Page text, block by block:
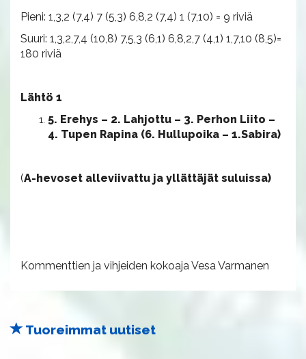
Pieni: 1,3,2 (7,4) 7 (5,3) 6,8,2 (7,4) 1 (7,10) = 9 riviä
Suuri: 1,3,2,7,4 (10,8) 7,5,3 (6,1) 6,8,2,7 (4,1) 1,7,10 (8,5)=
180 riviä
Lähtö 1
5. Erehys – 2. Lahjottu – 3. Perhon Liito –
4. Tupen Rapina (6. Hullupoika – 1.Sabira)
(A-hevoset alleviivattu ja yllättäjät suluissa)
Kommenttien ja vihjeiden kokoaja Vesa Varmanen
Tuoreimmat uutiset